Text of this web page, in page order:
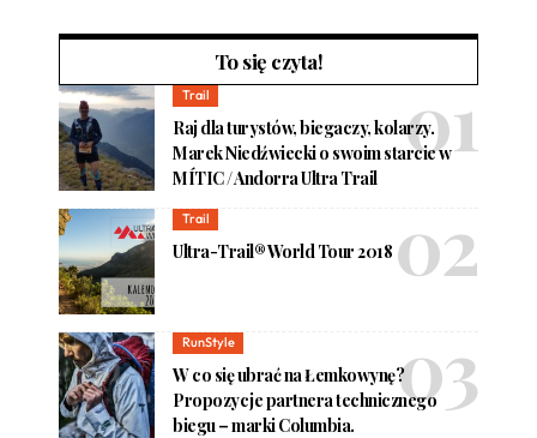
To się czyta!
Trail
Raj dla turystów, biegaczy, kolarzy.
Marek Niedźwiecki o swoim starcie w
MÍTIC / Andorra Ultra Trail
Trail
Ultra-Trail® World Tour 2018
RunStyle
W co się ubrać na Łemkowynę?
Propozycje partnera technicznego
biegu – marki Columbia.